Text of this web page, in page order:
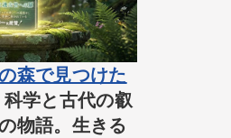
森で見つけた
科学と古代の叡
物語。生きる